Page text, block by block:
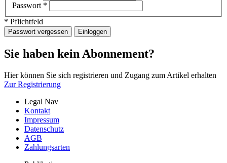
Passwort *
* Pflichtfeld
Passwort vergessen Einloggen
Sie haben kein Abonnement?
Hier können Sie sich registrieren und Zugang zum Artikel erhalten
Zur Registrierung
Legal Nav
Kontakt
Impressum
Datenschutz
AGB
Zahlungsarten